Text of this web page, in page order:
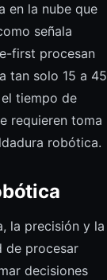
en la nube que
señala
first procesan
tan solo 15 a 45
tiempo de
requieren toma
robótica.
la precisión y la
de procesar
decisiones